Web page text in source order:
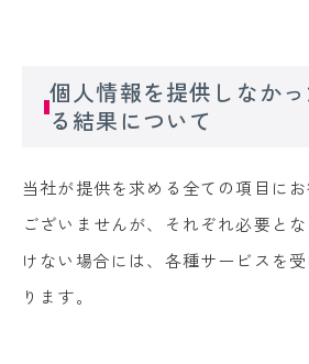
個人情報を提供しなか
る結果について
当社が提供を求める全ての項目に
ございませんが、それぞれ必要と
けない場合には、各種サービスを
ります。